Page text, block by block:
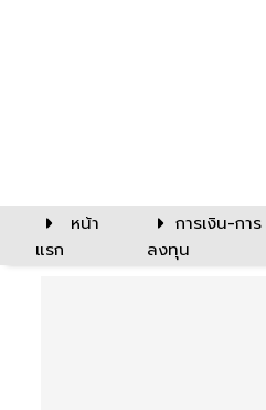
หน้า
แรก
การเงิน-การ
ลงทุน